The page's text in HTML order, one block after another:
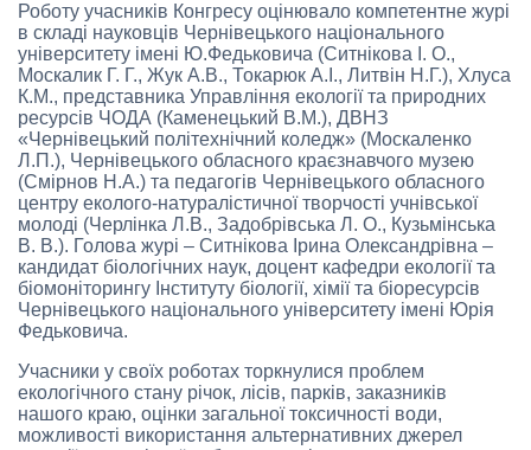
Роботу учасників Конгресу оцінювало компетентне журі
в складі науковців Чернівецького національного
університету імені Ю.Федьковича (Ситнікова І. О.,
Москалик Г. Г., Жук А.В., Токарюк А.І., Литвін Н.Г.), Хлуса
К.М., представника Управління екології та природних
ресурсів ЧОДА (Каменецький В.М.), ДВНЗ
«Чернівецький політехнічний коледж» (Москаленко
Л.П.), Чернівецького обласного краєзнавчого музею
(Смірнов Н.А.) та педагогів Чернівецького обласного
центру еколого-натуралістичної творчості учнівської
молоді (Черлінка Л.В., Задобрівська Л. О., Кузьмінська
В. В.). Голова журі – Ситнікова Ірина Олександрівна –
кандидат біологічних наук, доцент кафедри екології та
біомоніторингу Інституту біології, хімії та біоресурсів
Чернівецького національного університету імені Юрія
Федьковича.
Учасники у своїх роботах торкнулися проблем
екологічного стану річок, лісів, парків, заказників
нашого краю, оцінки загальної токсичності води,
можливості використання альтернативних джерел